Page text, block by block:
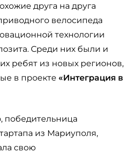
друга на друга
велосипеда
технологии
Среди них были и
ребят из новых регионов,
в проекте «Интеграция в
победительница
из Мариуполя,
свою